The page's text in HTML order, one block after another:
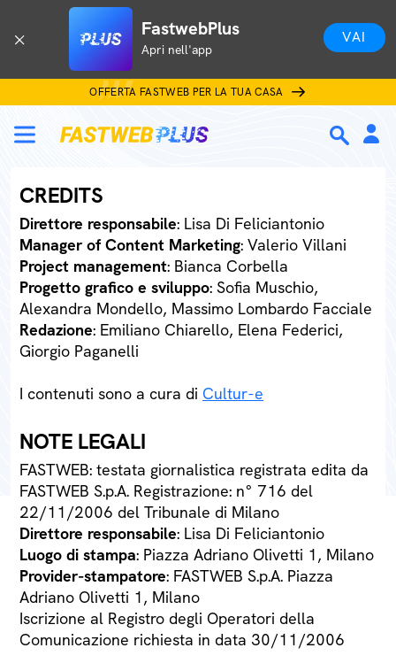
FastwebPlus
Apri nell'app
VAI
OFFERTA FASTWEB PER LA TUA CASA
CREDITS
Direttore responsabile: Lisa Di Feliciantonio
Manager of Content Marketing: Valerio Villani
Project management: Bianca Corbella
Progetto grafico e sviluppo: Sofia Muschio,
Alexandra Mondello, Massimo Lombardo Facciale
Redazione: Emiliano Chiarello, Elena Federici,
Giorgio Paganelli
I contenuti sono a cura di Cultur-e
NOTE LEGALI
FASTWEB: testata giornalistica registrata edita da
FASTWEB S.p.A. Registrazione: n° 716 del
22/11/2006 del Tribunale di Milano
Direttore responsabile: Lisa Di Feliciantonio
Luogo di stampa: Piazza Adriano Olivetti 1, Milano
Provider-stampatore: FASTWEB S.p.A. Piazza
Adriano Olivetti 1, Milano
Iscrizione al Registro degli Operatori della
Comunicazione richiesta in data 30/11/2006